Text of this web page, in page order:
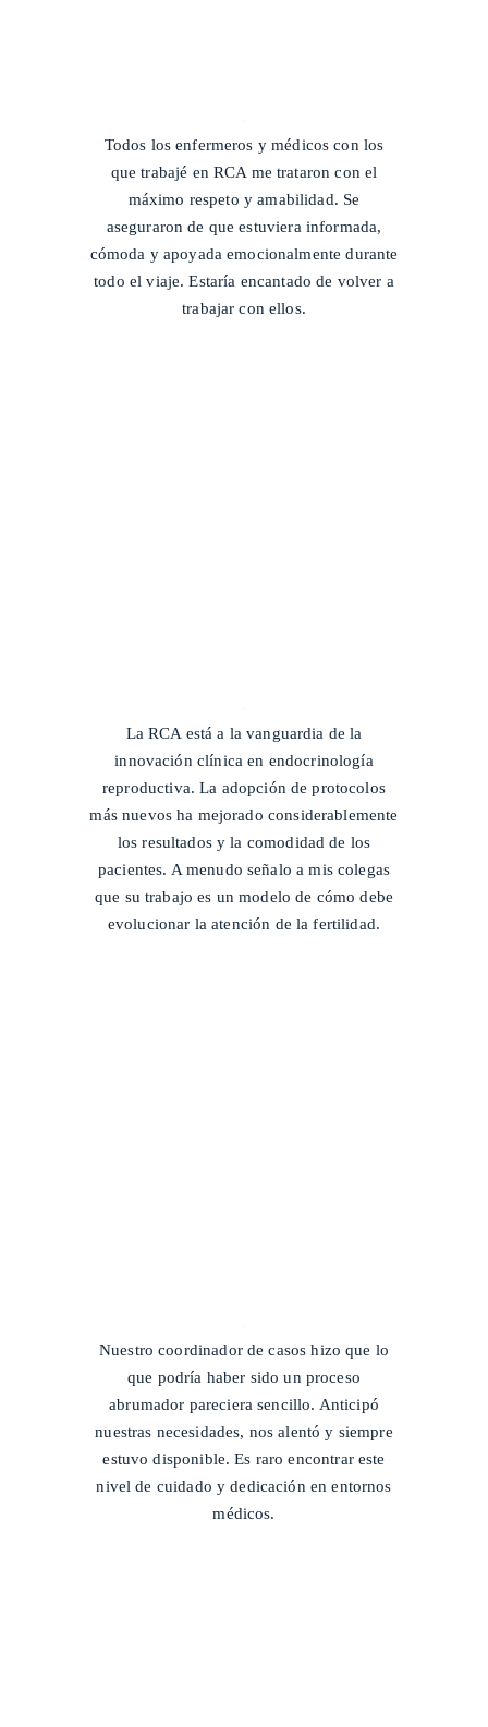
Todos los enfermeros y médicos con los
que trabajé en RCA me trataron con el
máximo respeto y amabilidad. Se
aseguraron de que estuviera informada,
cómoda y apoyada emocionalmente durante
todo el viaje. Estaría encantado de volver a
trabajar con ellos.
La RCA está a la vanguardia de la
innovación clínica en endocrinología
reproductiva. La adopción de protocolos
más nuevos ha mejorado considerablemente
los resultados y la comodidad de los
pacientes. A menudo señalo a mis colegas
que su trabajo es un modelo de cómo debe
evolucionar la atención de la fertilidad.
Nuestro coordinador de casos hizo que lo
que podría haber sido un proceso
abrumador pareciera sencillo. Anticipó
nuestras necesidades, nos alentó y siempre
estuvo disponible. Es raro encontrar este
nivel de cuidado y dedicación en entornos
médicos.